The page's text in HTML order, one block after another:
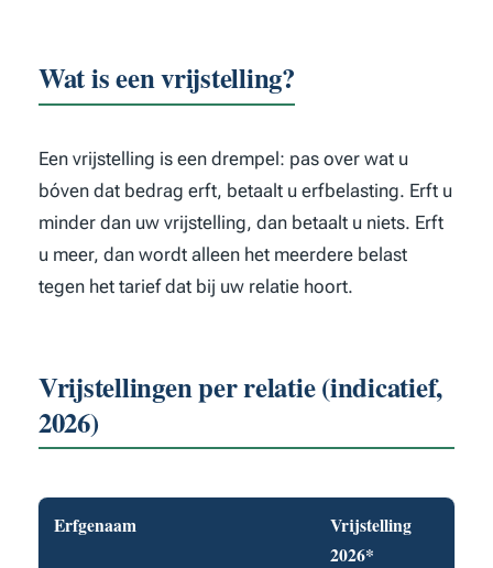
Wat is een vrijstelling?
Een vrijstelling is een drempel: pas over wat u
bóven dat bedrag erft, betaalt u erfbelasting. Erft u
minder dan uw vrijstelling, dan betaalt u niets. Erft
u meer, dan wordt alleen het meerdere belast
tegen het tarief dat bij uw relatie hoort.
Vrijstellingen per relatie (indicatief,
2026)
Erfgenaam
Vrijstelling
2026*